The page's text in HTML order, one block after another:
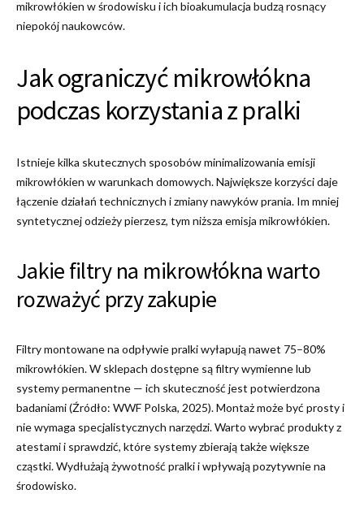
mikrowłókien w środowisku i ich bioakumulacja budzą rosnący
niepokój naukowców.
Jak ograniczyć mikrowłókna
podczas korzystania z pralki
Istnieje kilka skutecznych sposobów minimalizowania emisji
mikrowłókien w warunkach domowych. Największe korzyści daje
łączenie działań technicznych i zmiany nawyków prania. Im mniej
syntetycznej odzieży pierzesz, tym niższa emisja mikrowłókien.
Jakie filtry na mikrowłókna warto
rozważyć przy zakupie
Filtry montowane na odpływie pralki wyłapują nawet 75–80%
mikrowłókien. W sklepach dostępne są filtry wymienne lub
systemy permanentne — ich skuteczność jest potwierdzona
badaniami (Źródło: WWF Polska, 2025). Montaż może być prosty i
nie wymaga specjalistycznych narzędzi. Warto wybrać produkty z
atestami i sprawdzić, które systemy zbierają także większe
cząstki. Wydłużają żywotność pralki i wpływają pozytywnie na
środowisko.